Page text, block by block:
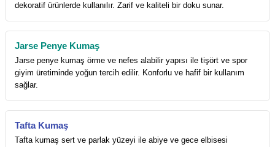
dekoratif ürünlerde kullanılır. Zarif ve kaliteli bir doku sunar.
Jarse Penye Kumaş
Jarse penye kumaş örme ve nefes alabilir yapısı ile tişört ve spor
giyim üretiminde yoğun tercih edilir. Konforlu ve hafif bir kullanım
sağlar.
Tafta Kumaş
Tafta kumaş sert ve parlak yüzeyi ile abiye ve gece elbisesi